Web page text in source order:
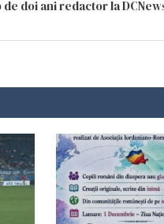
doi ani redactor la